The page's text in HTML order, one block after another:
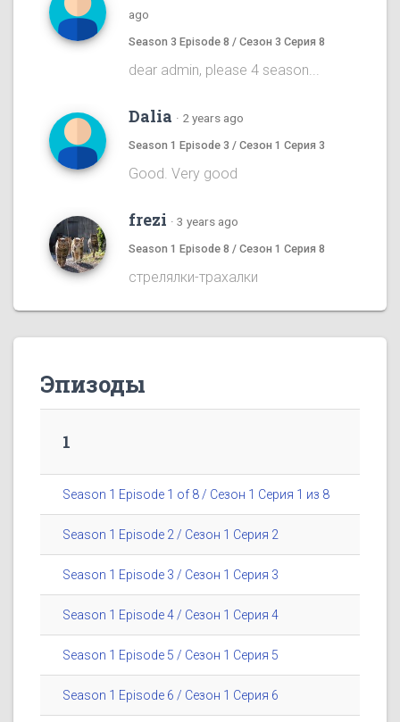
ago
Season 3 Episode 8 / Сезон 3 Серия 8
dear admin, please 4 season...
Dalia · 2 years ago
Season 1 Episode 3 / Сезон 1 Серия 3
Good. Very good
frezi · 3 years ago
Season 1 Episode 8 / Сезон 1 Серия 8
стрелялки-трахалки
Эпизоды
1
Season 1 Episode 1 of 8 / Сезон 1 Серия 1 из 8
Season 1 Episode 2 / Сезон 1 Серия 2
Season 1 Episode 3 / Сезон 1 Серия 3
Season 1 Episode 4 / Сезон 1 Серия 4
Season 1 Episode 5 / Сезон 1 Серия 5
Season 1 Episode 6 / Сезон 1 Серия 6